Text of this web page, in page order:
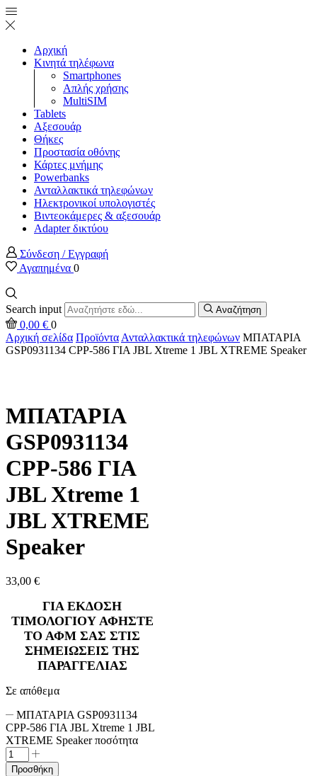
Αρχική
Κινητά τηλέφωνα
Smartphones
Απλής χρήσης
MultiSIM
Tablets
Αξεσουάρ
Θήκες
Προστασία οθόνης
Κάρτες μνήμης
Powerbanks
Ανταλλακτικά τηλεφώνων
Ηλεκτρονικοί υπολογιστές
Βιντεοκάμερες & αξεσουάρ
Adapter δικτύου
Σύνδεση / Εγγραφή
Αγαπημένα 0
Search input Αναζήτηση
0,00 € 0
Αρχική σελίδα Προϊόντα Ανταλλακτικά τηλεφώνων ΜΠΑΤΑΡΙΑ
GSP0931134 CPP-586 ΓΙΑ JBL Xtreme 1 JBL XTREME Speaker
ΜΠΑΤΑΡΙΑ
GSP0931134
CPP-586 ΓΙΑ
JBL Xtreme 1
JBL XTREME
Speaker
33,00 €
ΓΙΑ ΕΚΔΟΣΗ
ΤΙΜΟΛΟΓΙΟΥ ΑΦΗΣΤΕ
ΤΟ ΑΦΜ ΣΑΣ ΣΤΙΣ
ΣΗΜΕΙΩΣΕΙΣ ΤΗΣ
ΠΑΡΑΓΓΕΛΙΑΣ
Σε απόθεμα
ΜΠΑΤΑΡΙΑ GSP0931134
CPP-586 ΓΙΑ JBL Xtreme 1 JBL
XTREME Speaker ποσότητα
Προσθήκη